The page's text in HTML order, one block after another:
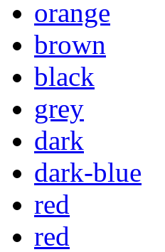
orange
brown
black
grey
dark
dark-blue
red
red